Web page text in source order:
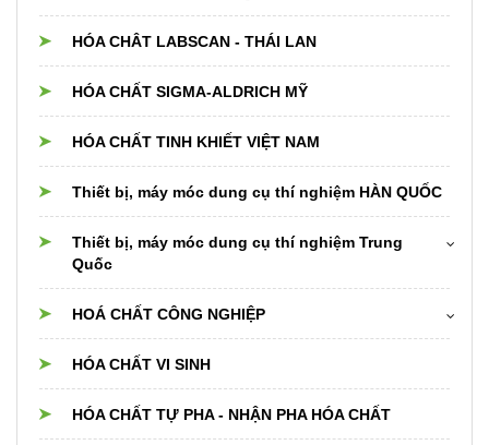
HÓA CHÂT LABSCAN - THÁI LAN
HÓA CHẤT SIGMA-ALDRICH MỸ
HÓA CHẤT TINH KHIẾT VIỆT NAM
Thiết bị, máy móc dung cụ thí nghiệm HÀN QUỐC
Thiết bị, máy móc dung cụ thí nghiệm Trung
Quốc
Cân điện tử
Dụng cụ thủy tinh Trung Quốc
Thiết bị dụng cụ PTN khác
HOÁ CHẤT CÔNG NGHIỆP
Hóa chất cho nồi hơi boiler,cooling,chiller
Hóa chất xử lý nước
HÓA CHẤT VI SINH
HÓA CHẤT TỰ PHA - NHẬN PHA HÓA CHẤT